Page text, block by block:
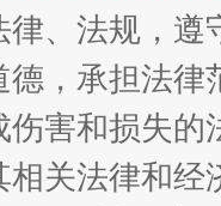
律、法规，
，承担法
害和损失
关法律和